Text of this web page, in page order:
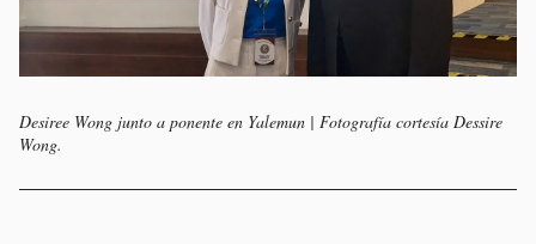
Desiree Wong junto a ponente en Yalemun | Fotografía cortesía Dessire
Wong.